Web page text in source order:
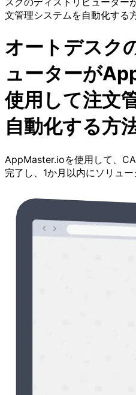
文管理システムを自動化する
オートデスク
ューターが
使用して注文
自動化する方
AppMaster.ioを使用して、
完了し、1か月以内にソリュー